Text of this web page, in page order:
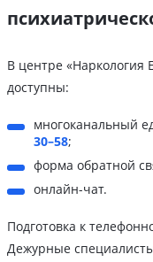
В центре «Наркология
доступны:
многоканальный
30–58;
форма обратной
онлайн-чат.
Подготовка к
Дежурные